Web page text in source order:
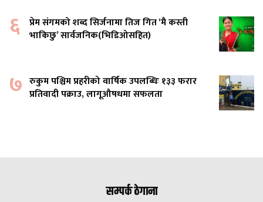
६ प्रेम संगमको शब्द सिर्जनामा तिज गित ‘मै कस्ती
भाकिछु’ सार्वजनिक(भिडिओसहित)
७ रुकुम पश्चिम प्रहरीको वार्षिक उपलब्धिः १३३ फरार
प्रतिवादी पक्राउ, लागूऔषधमा सफलता
सम्पर्क ठेगाना